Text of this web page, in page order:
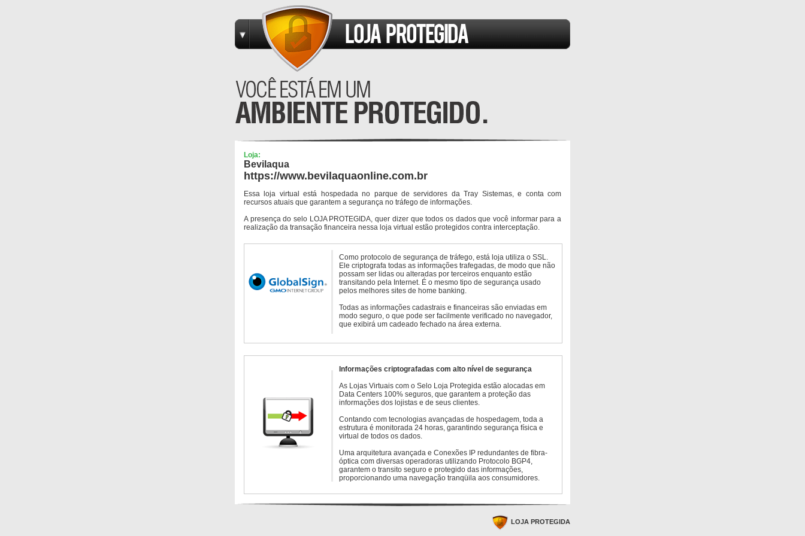
Loja:
Bevilaqua
https://www.bevilaquaonline.com.br
Essa loja virtual está hospedada no parque de servidores da Tray Sistemas, e conta com
recursos atuais que garantem a segurança no tráfego de informações.
A presença do selo LOJA PROTEGIDA, quer dizer que todos os dados que você informar para a
realização da transação financeira nessa loja virtual estão protegidos contra interceptação.
Como protocolo de segurança de tráfego, está loja utiliza o SSL.
Ele criptografa todas as informações trafegadas, de modo que não
possam ser lidas ou alteradas por terceiros enquanto estão
transitando pela Internet. É o mesmo tipo de segurança usado
pelos melhores sites de home banking.
Todas as informações cadastrais e financeiras são enviadas em
modo seguro, o que pode ser facilmente verificado no navegador,
que exibirá um cadeado fechado na área externa.
Informações criptografadas com alto nível de segurança
As Lojas Virtuais com o Selo Loja Protegida estão alocadas em
Data Centers 100% seguros, que garantem a proteção das
informações dos lojistas e de seus clientes.
Contando com tecnologias avançadas de hospedagem, toda a
estrutura é monitorada 24 horas, garantindo segurança física e
virtual de todos os dados.
Uma arquitetura avançada e Conexões IP redundantes de fibra-
óptica com diversas operadoras utilizando Protocolo BGP4,
garantem o transito seguro e protegido das informações,
proporcionando uma navegação tranqüila aos consumidores.
LOJA PROTEGIDA